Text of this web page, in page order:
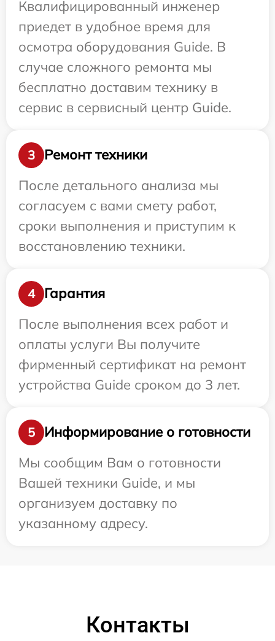
Квалифицированный инженер
приедет в удобное время для
осмотра оборудования Guide. В
случае сложного ремонта мы
бесплатно доставим технику в
сервис в сервисный центр Guide.
3
Ремонт техники
После детального анализа мы
согласуем с вами смету работ,
сроки выполнения и приступим к
восстановлению техники.
4
Гарантия
После выполнения всех работ и
оплаты услуги Вы получите
фирменный сертификат на ремонт
устройства Guide сроком до 3 лет.
5
Информирование о готовности
Мы сообщим Вам о готовности
Вашей техники Guide, и мы
организуем доставку по
указанному адресу.
Контакты